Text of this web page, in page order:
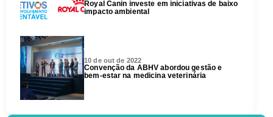
Royal Canin investe em iniciativas de baixo
impacto ambiental
10 de out de 2022
Convenção da ABHV abordou gestão e
bem-estar na medicina veterinária